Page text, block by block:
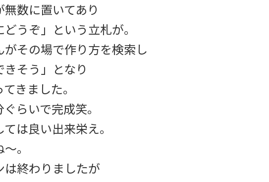
無数に置いてあり
どうぞ」という立札が。
がその場で作り方を検索し
きそう」となり
きました。
らいで完成笑。
は良い出来栄え。
。
は終わりましたが